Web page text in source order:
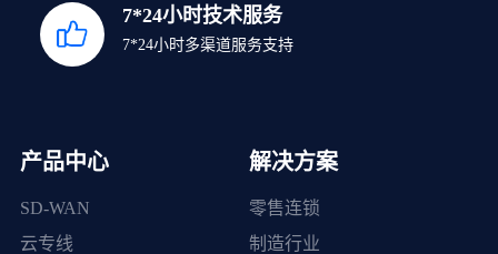
7*24小时技术服务
7*24小时多渠道服务支持
产品中心
SD-WAN
云专线
解决方案
零售连锁
制造行业